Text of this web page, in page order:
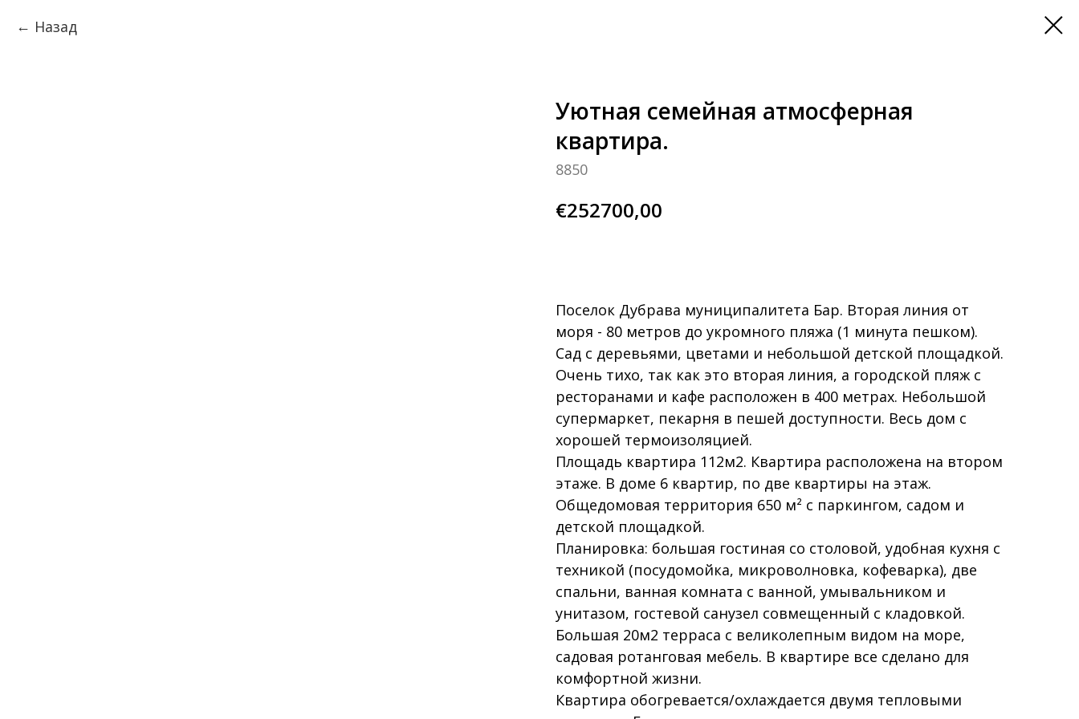
Назад
Уютная семейная атмосферная
квартира.
8850
€252700,00
Поселок Дубрава муниципалитета Бар. Вторая линия от
моря - 80 метров до укромного пляжа (1 минута пешком).
Сад с деревьями, цветами и небольшой детской площадкой.
Очень тихо, так как это вторая линия, а городской пляж с
ресторанами и кафе расположен в 400 метрах. Небольшой
супермаркет, пекарня в пешей доступности. Весь дом с
хорошей термоизоляцией.
Площадь квартира 112м2. Квартира расположена на втором
этаже. В доме 6 квартир, по две квартиры на этаж.
Общедомовая территория 650 м² с паркингом, садом и
детской площадкой.
Планировка: большая гостиная со столовой, удобная кухня с
техникой (посудомойка, микроволновка, кофеварка), две
спальни, ванная комната с ванной, умывальником и
унитазом, гостевой санузел совмещенный с кладовкой.
Большая 20м2 терраса с великолепным видом на море,
садовая ротанговая мебель. В квартире все сделано для
комфортной жизни.
Квартира обогревается/охлаждается двумя тепловыми